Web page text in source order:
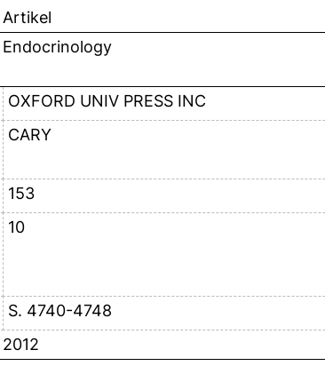
Artikel
Endocrinology
OXFORD UNIV PRESS INC
CARY
153
10
S. 4740-4748
2012